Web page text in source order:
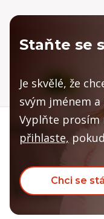
Aneta Pilíková
Eva Kolarov a Míša
Karel Novák
Petr Balek
Josef Navrátil
Emil Morav
Alena Motl
Josef Navrátil
Rodina Nessmithova
KaK Turkovi
Staňte se
Je skvělé, že
svým jménem
Vyplňte prosím
přihlaste,
Chci se